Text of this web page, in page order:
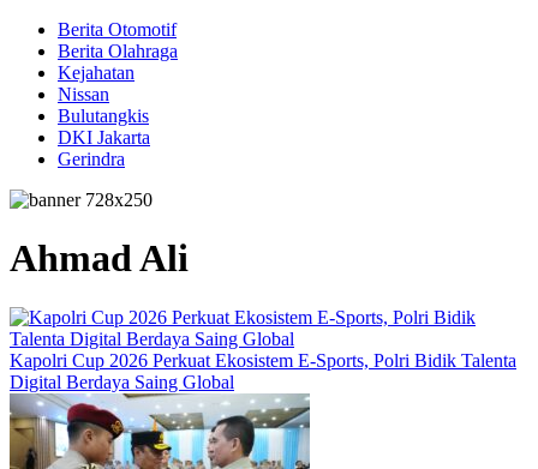
Berita Otomotif
Berita Olahraga
Kejahatan
Nissan
Bulutangkis
DKI Jakarta
Gerindra
Ahmad Ali
Kapolri Cup 2026 Perkuat Ekosistem E-Sports, Polri Bidik Talenta
Digital Berdaya Saing Global